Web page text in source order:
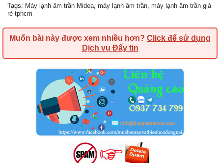
Tags: Máy lạnh âm trần Midea, máy lạnh âm trần, máy lạnh âm trần giá
rẻ tphcm
Muốn bài này được xem nhiều hơn? Click để sử dụng
Dịch vụ Đẩy tin